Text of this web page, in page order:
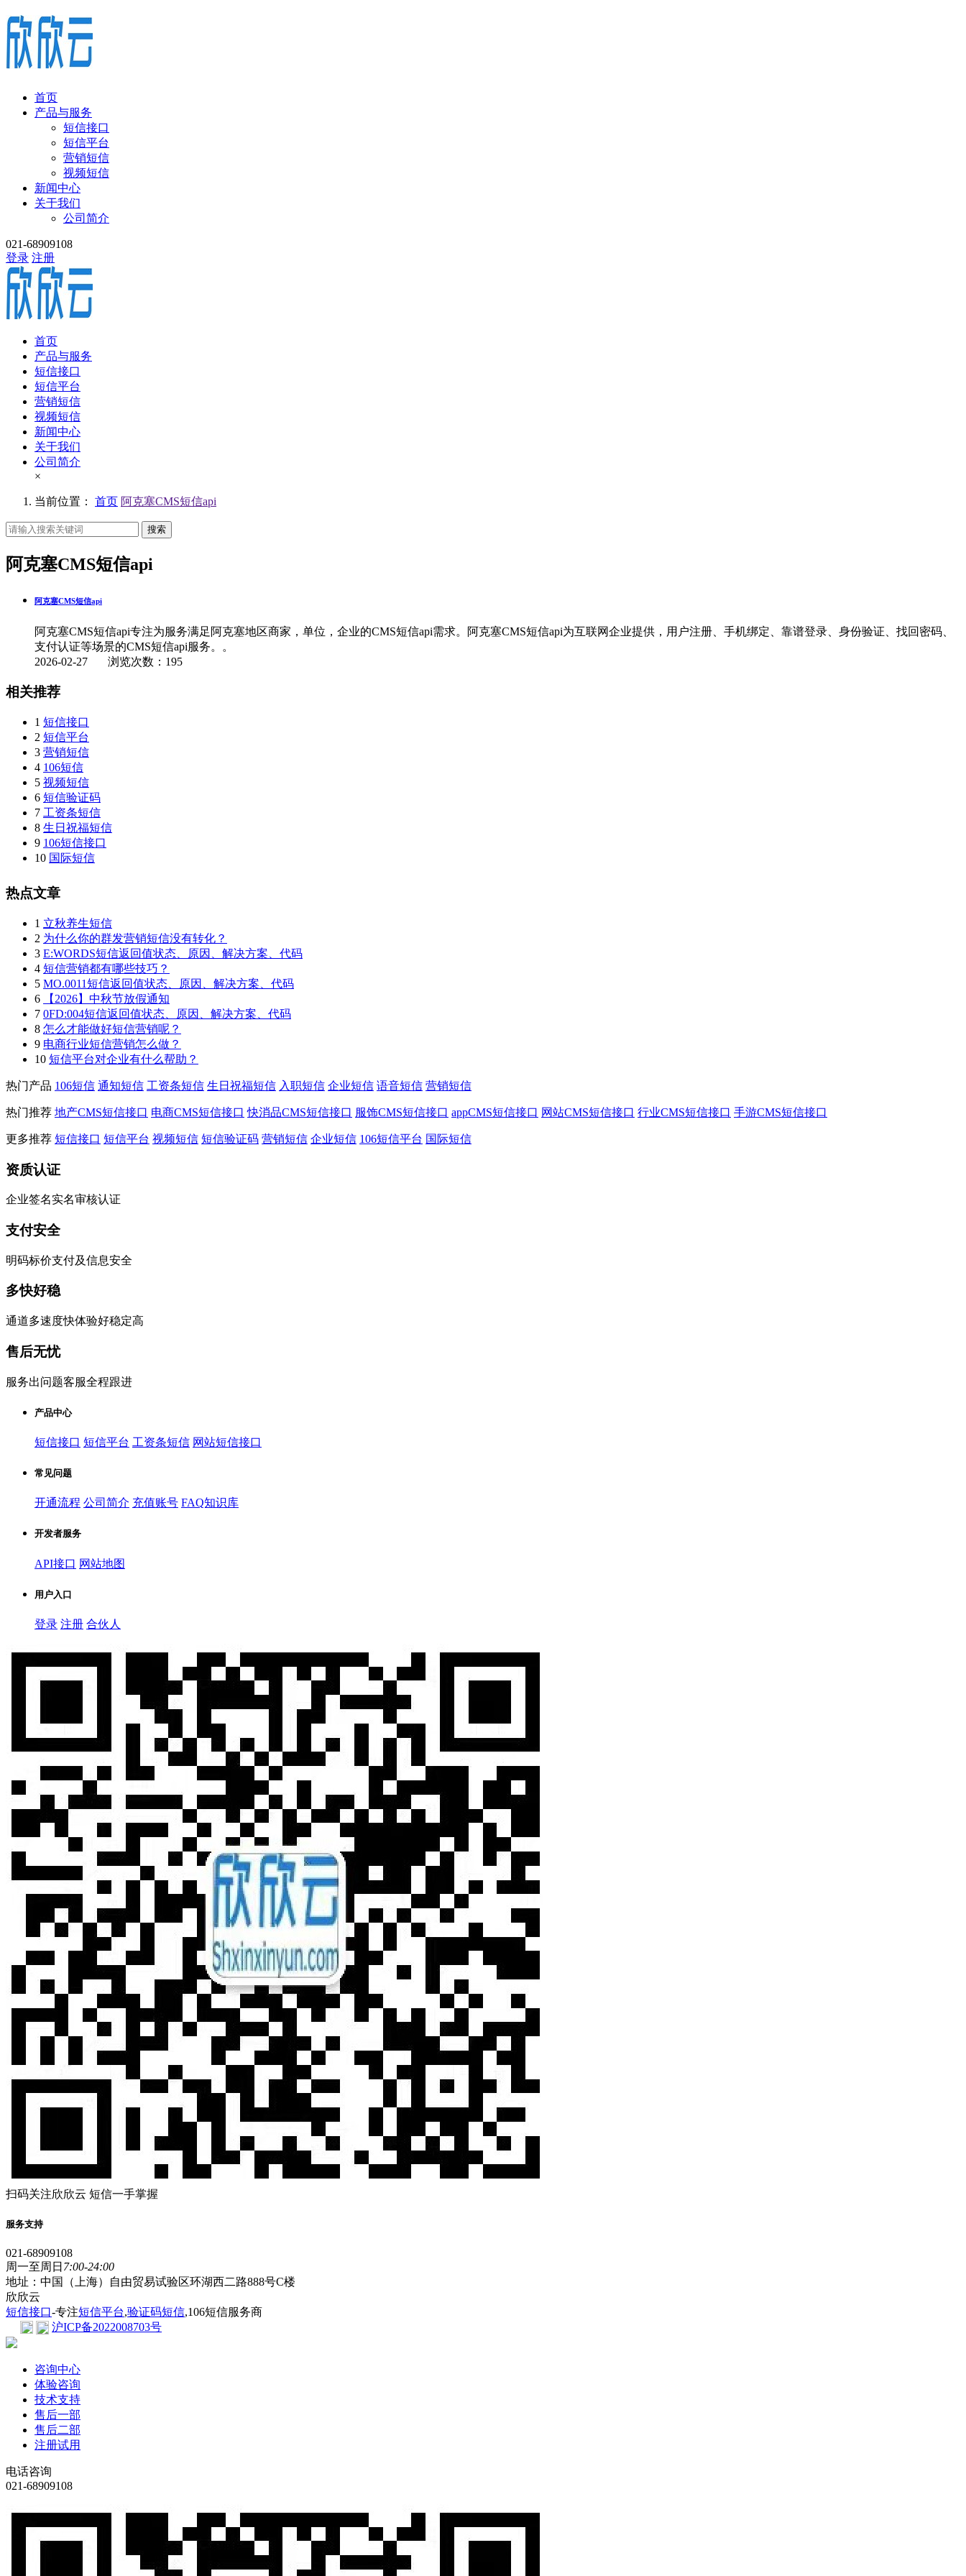
首页
产品与服务
短信接口
短信平台
营销短信
视频短信
新闻中心
关于我们
公司简介
021-68909108
登录 注册
首页
产品与服务
短信接口
短信平台
营销短信
视频短信
新闻中心
关于我们
公司简介
×
当前位置： 首页 阿克塞CMS短信api
搜索
阿克塞CMS短信api
阿克塞CMS短信api
阿克塞CMS短信api专注为服务满足阿克塞地区商家，单位，企业的CMS短信api需求。阿克塞CMS短信api为互联网企业提供，用户注册、手机绑定、靠谱登录、身份验证、找回密码、
支付认证等场景的CMS短信api服务。。
2026-02-27 浏览次数：195
相关推荐
1 短信接口
2 短信平台
3 营销短信
4 106短信
5 视频短信
6 短信验证码
7 工资条短信
8 生日祝福短信
9 106短信接口
10 国际短信
热点文章
1 立秋养生短信
2 为什么你的群发营销短信没有转化？
3 E:WORDS短信返回值状态、原因、解决方案、代码
4 短信营销都有哪些技巧？
5 MO.0011短信返回值状态、原因、解决方案、代码
6
【2026】中秋节放假通知
7 0FD:004短信返回值状态、原因、解决方案、代码
8 怎么才能做好短信营销呢？
9 电商行业短信营销怎么做？
10 短信平台对企业有什么帮助？
热门产品 106短信 通知短信 工资条短信 生日祝福短信 入职短信 企业短信 语音短信 营销短信
热门推荐 地产CMS短信接口 电商CMS短信接口 快消品CMS短信接口 服饰CMS短信接口 appCMS短信接口 网站CMS短信接口 行业CMS短信接口 手游CMS短信接口
更多推荐 短信接口 短信平台 视频短信 短信验证码 营销短信 企业短信 106短信平台 国际短信
资质认证
企业签名实名审核认证
支付安全
明码标价支付及信息安全
多快好稳
通道多速度快体验好稳定高
售后无忧
服务出问题客服全程跟进
产品中心
短信接口 短信平台 工资条短信 网站短信接口
常见问题
开通流程 公司简介 充值账号 FAQ知识库
开发者服务
API接口 网站地图
用户入口
登录 注册 合伙人
扫码关注欣欣云 短信一手掌握
服务支持
021-68909108
周一至周日 7:00-24:00
地址：中国（上海）自由贸易试验区环湖西二路888号C楼
欣欣云
短信接口-专注短信平台,验证码短信,106短信服务商
沪ICP备2022008703号
咨询中心
体验咨询
技术支持
售后一部
售后二部
注册试用
电话咨询
021-68909108